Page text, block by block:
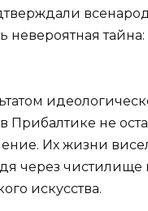
невероятная
Прибалтике не
Их жизни
через чистилище
искусства.